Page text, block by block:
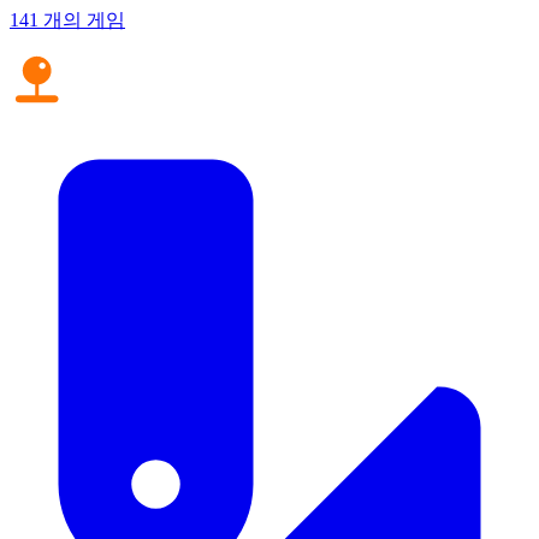
141 개의 게임